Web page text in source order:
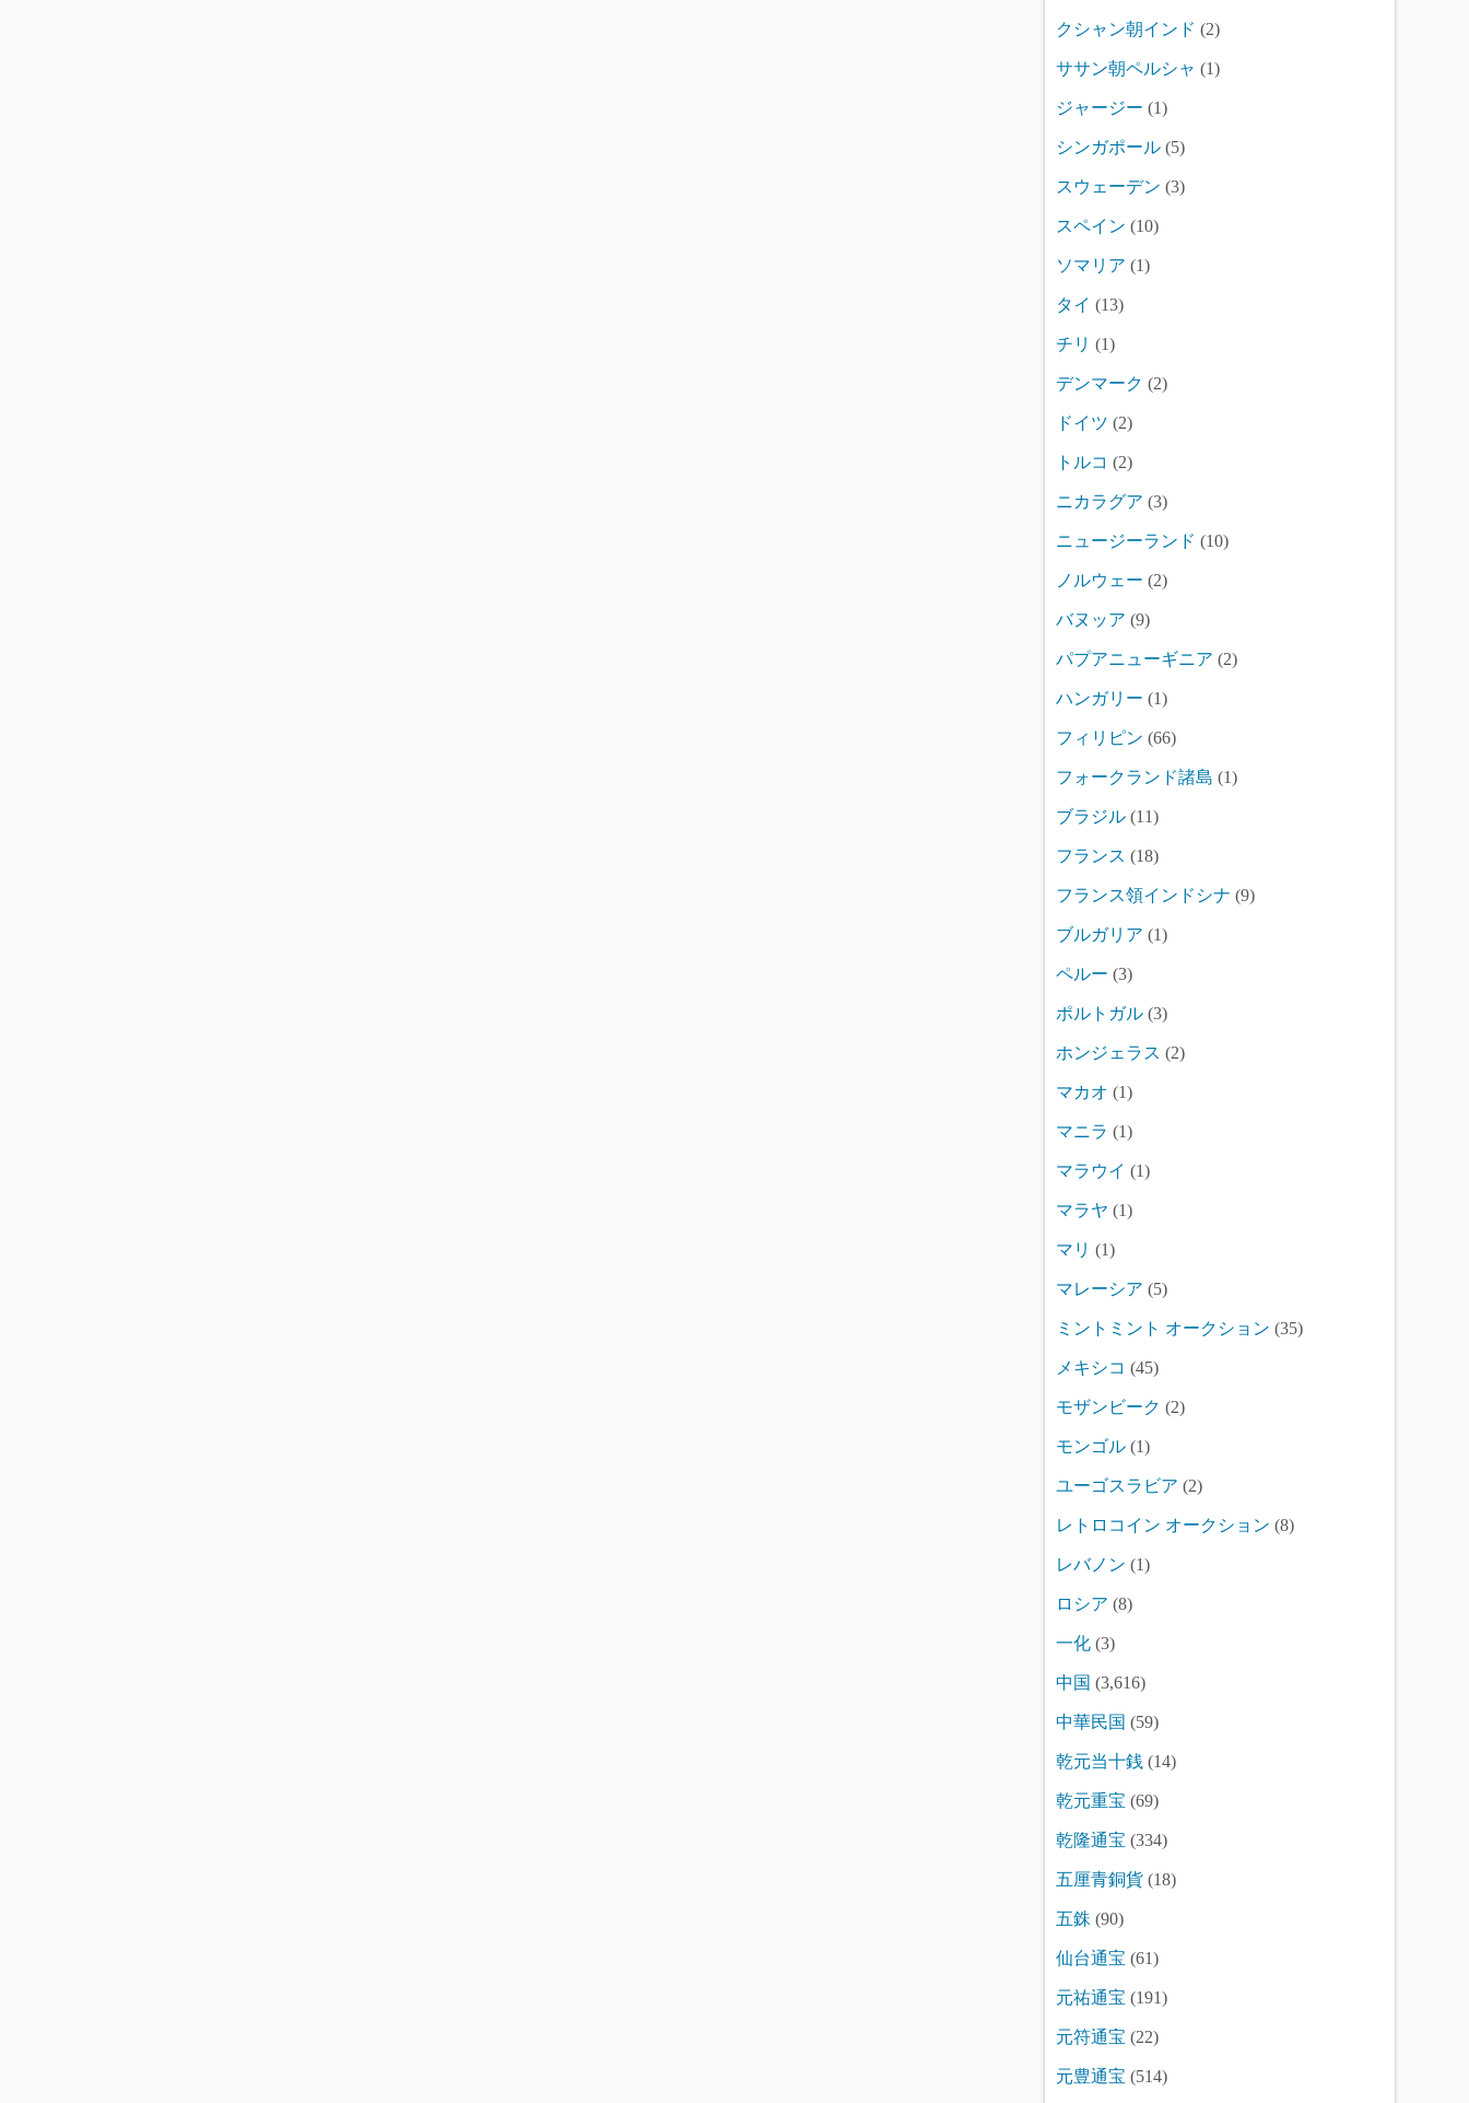
クシャン朝インド (2)
ササン朝ペルシャ (1)
ジャージー (1)
シンガポール (5)
スウェーデン (3)
スペイン (10)
ソマリア (1)
タイ (13)
チリ (1)
デンマーク (2)
ドイツ (2)
トルコ (2)
ニカラグア (3)
ニュージーランド (10)
ノルウェー (2)
バヌッア (9)
パプアニューギニア (2)
ハンガリー (1)
フィリピン (66)
フォークランド諸島 (1)
ブラジル (11)
フランス (18)
フランス領インドシナ (9)
ブルガリア (1)
ペルー (3)
ポルトガル (3)
ホンジェラス (2)
マカオ (1)
マニラ (1)
マラウイ (1)
マラヤ (1)
マリ (1)
マレーシア (5)
ミントミント オークション (35)
メキシコ (45)
モザンビーク (2)
モンゴル (1)
ユーゴスラビア (2)
レトロコイン オークション (8)
レバノン (1)
ロシア (8)
一化 (3)
中国 (3,616)
中華民国 (59)
乾元当十銭 (14)
乾元重宝 (69)
乾隆通宝 (334)
五厘青銅貨 (18)
五銖 (90)
仙台通宝 (61)
元祐通宝 (191)
元符通宝 (22)
元豊通宝 (514)